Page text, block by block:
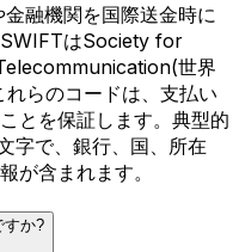
融機関を国際送金時に
SWIFTはSociety for
世界
らのコードは、支払い
とを保証します。典型的
字で、銀行、国、所在
が含まれます。
すか?